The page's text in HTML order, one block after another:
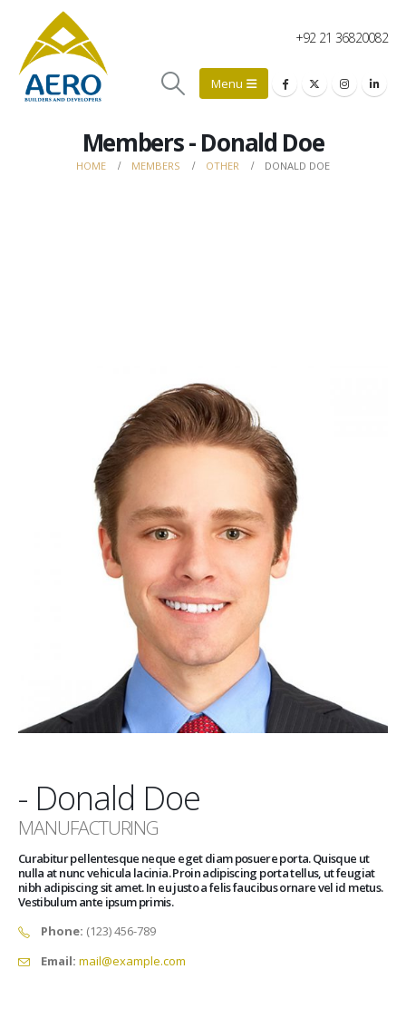
+92 21 36820082
Members - Donald Doe
HOME MEMBERS OTHER DONALD DOE
- Donald Doe
MANUFACTURING
Curabitur pellentesque neque eget diam posuere porta. Quisque ut
nulla at nunc vehicula lacinia. Proin adipiscing porta tellus, ut feugiat
nibh adipiscing sit amet. In eu justo a felis faucibus ornare vel id metus.
Vestibulum ante ipsum primis.
Phone: (123) 456-789
Email: mail@example.com